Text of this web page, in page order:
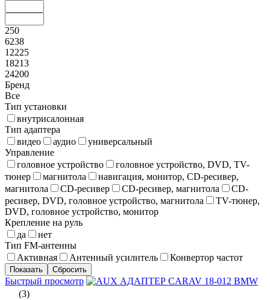
250
6238
12225
18213
24200
Бренд
Все
Тип установки
внутрисалонная
Тип адаптера
видео
аудио
универсальный
Управление
головное устройство
головное устройство, DVD, TV-
тюнер
магнитола
навигация, монитор, CD-ресивер,
магнитола
CD-ресивер CD-ресивер, магнитола
CD-
ресивер, DVD, головное устройство, магнитола
TV-тюнер,
DVD, головное устройство, монитор
Крепление на руль
да
нет
Тип FM-антенны
Активная
Антенный усилитель Конвертор частот
Быстрый просмотр
(3)